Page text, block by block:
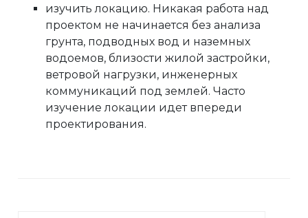
изучить локацию. Никакая работа над
проектом не начинается без анализа
грунта, подводных вод и наземных
водоемов, близости жилой застройки,
ветровой нагрузки, инженерных
коммуникаций под землей. Часто
изучение локации идет впереди
проектирования.